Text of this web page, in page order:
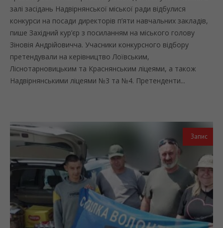
залі засідань Надвірнянської міської ради відбулися
конкурси на посади директорів п’яти навчальних закладів,
пише Західний кур’єр з посиланням на міського голову
Зіновія Андрійовичча. Учасники конкурсного відбору
претендували на керівництво Лоївським,
Ліснотарновицьким та Краснянським ліцеями, а також
Надвірнянськими ліцеями №3 та №4. Претенденти...
Запис